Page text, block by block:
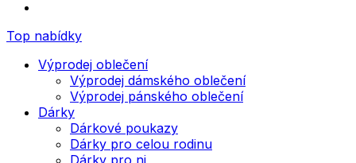
Top nabídky
Výprodej oblečení
Výprodej dámského oblečení
Výprodej pánského oblečení
Dárky
Dárkové poukazy
Dárky pro celou rodinu
Dárky pro ni